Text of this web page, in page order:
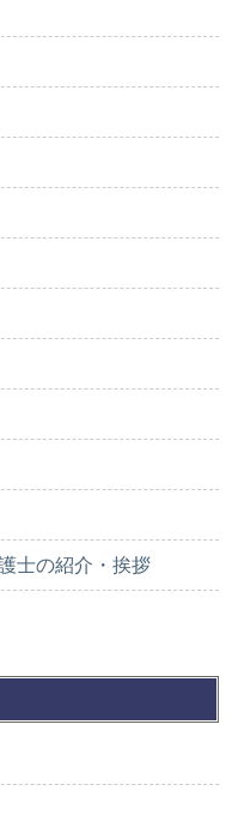
士の紹介・挨拶